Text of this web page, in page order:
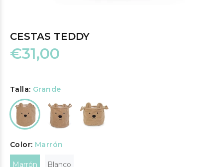
CESTAS TEDDY
€31,00
Talla: Grande
Color: Marrón
Marrón Blanco